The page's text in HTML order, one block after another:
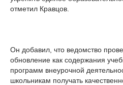
отметил Кравцов.
Он добавил, что ведомство
обновление как содержания
программ внеурочной
школьникам получать